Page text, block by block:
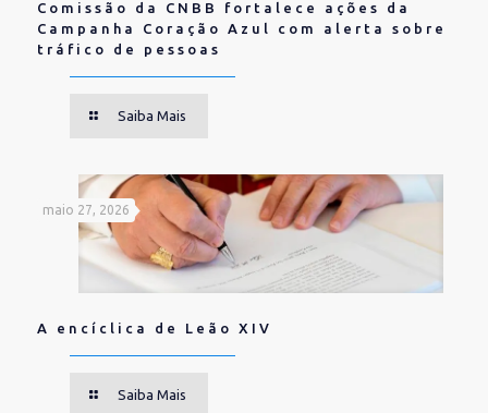
Comissão da CNBB fortalece ações da
Campanha Coração Azul com alerta sobre
tráfico de pessoas
Saiba Mais
maio 27, 2026
A encíclica de Leão XIV
Saiba Mais